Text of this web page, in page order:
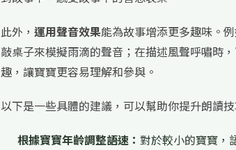
此外， 運用聲音效果能為故事增添更多趣味。
敲桌子來模擬雨滴的聲音；在描述風聲呼嘯時
趣，讓寶寶更容易理解和參與。
以下是一些具體的建議，可以幫助你提升朗讀技
根據寶寶年齡調整語速： 對於較小的寶寶，